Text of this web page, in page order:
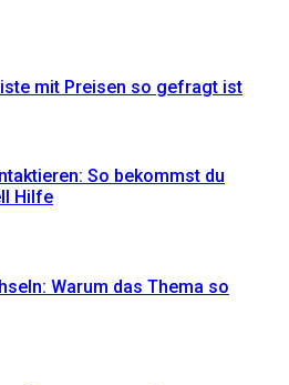
mit Preisen so gefragt ist
So bekommst du
Hilfe
Warum das Thema so